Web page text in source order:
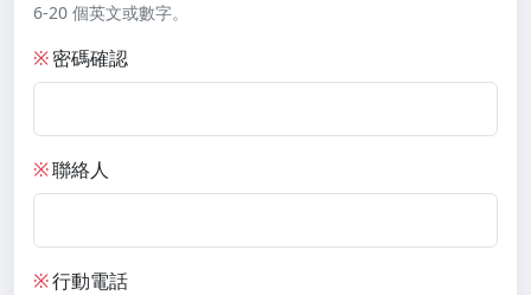
6-20 個英文或數字。
※密碼確認
※聯絡人
※行動電話